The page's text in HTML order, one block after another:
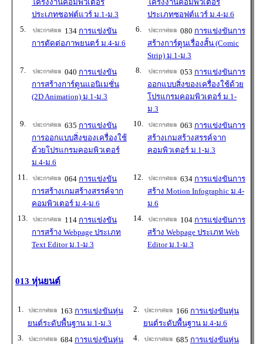
โครงงานคอมพิวเตอร์
ประเภทซอฟต์แวร์ ม.1-ม.3
โครงงานคอมพิวเตอร์
ประเภทซอฟต์แวร์ ม.4-ม.6
5.
134 การแข่งขัน
การตัดต่อภาพยนตร์ ม.4-ม.6
6. 080 การแข่งขันการ
สร้างการ์ตูนเรื่องสั้น (Comic
Strip) ม.1-ม.3
7.
040 การแข่งขัน
การสร้างการ์ตูนแอนิเมชั่น
(2D Animation) ม.1-ม.3
8. 053 การแข่งขันการ
ออกแบบสิ่งของเครื่องใช้ด้วย
โปรแกรมคอมพิวเตอร์ ม.1-
ม.3
9.
635 การแข่งขัน
การออกแบบสิ่งของเครื่องใช้
ด้วยโปรแกรมคอมพิวเตอร์
ม.4-ม.6
10. 063 การแข่งขันการ
สร้างเกมสร้างสรรค์จาก
คอมพิวเตอร์ ม.1-ม.3
11. 064 การแข่งขัน
การสร้างเกมสร้างสรรค์จาก
คอมพิวเตอร์ ม.4-ม.6
12. 634 การแข่งขันการ
สร้าง Motion Infographic ม.4-
ม.6
13.
114 การแข่งขัน
การสร้าง Webpage ประเภท
Text Editor ม.1-ม.3
14. 104 การแข่งขันการ
สร้าง Webpage ประเภท Web
Editor ม.1-ม.3
013 หุ่นยนต์
1. 163 การแข่งขันหุ่น
ยนต์ระดับพื้นฐาน ม.1-ม.3
2. 166 การแข่งขันหุ่น
ยนต์ระดับพื้นฐาน ม.4-ม.6
3.
684 การแข่งขันหุ่น
4. 685 การแข่งขันหุ่น